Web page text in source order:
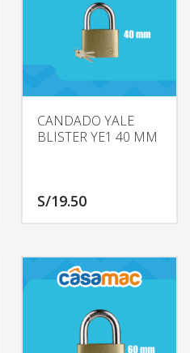
CANDADO YALE
BLISTER YE1 40 MM
S/19.50